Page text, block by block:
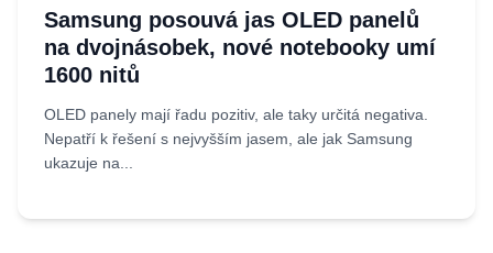
Samsung posouvá jas OLED panelů
na dvojnásobek, nové notebooky umí
1600 nitů
OLED panely mají řadu pozitiv, ale taky určitá negativa.
Nepatří k řešení s nejvyšším jasem, ale jak Samsung
ukazuje na...